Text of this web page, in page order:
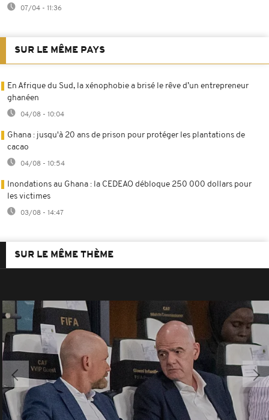
07/04 - 11:36
SUR LE MÊME PAYS
En Afrique du Sud, la xénophobie a brisé le rêve d’un entrepreneur
ghanéen
04/08 - 10:04
Ghana : jusqu'à 20 ans de prison pour protéger les plantations de
cacao
04/08 - 10:54
Inondations au Ghana : la CEDEAO débloque 250 000 dollars pour
les victimes
03/08 - 14:47
SUR LE MÊME THÈME